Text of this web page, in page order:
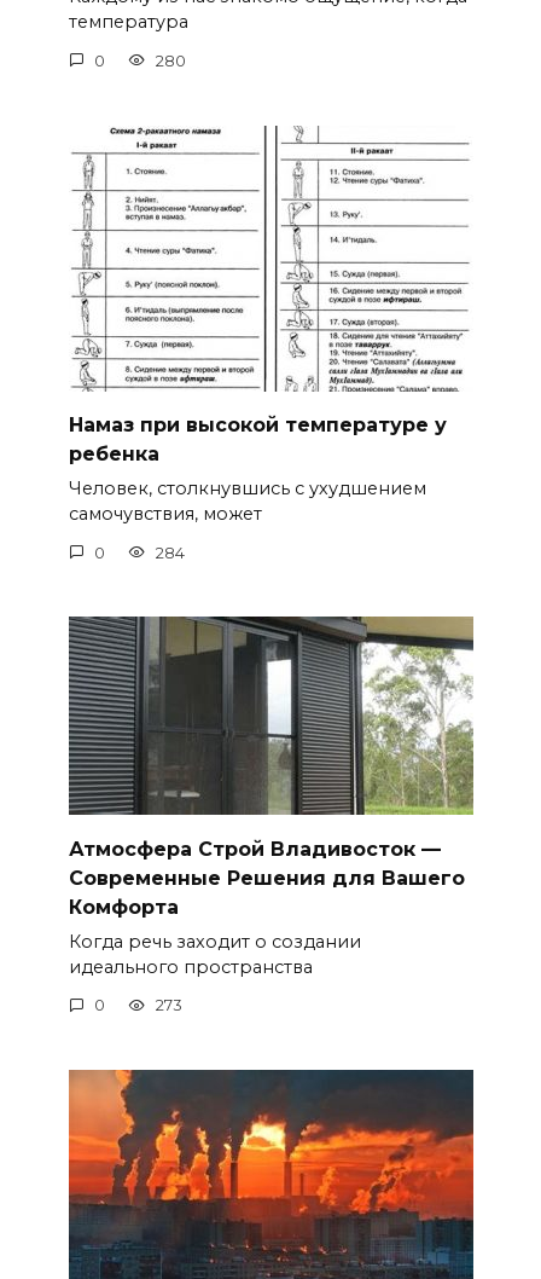
температура
0 280
Намаз при высокой температуре у
ребенка
Человек, столкнувшись с ухудшением
самочувствия, может
0 284
Атмосфера Строй Владивосток —
Современные Решения для Вашего
Комфорта
Когда речь заходит о создании
идеального пространства
0 273